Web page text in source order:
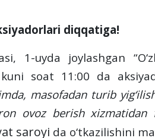
diqqatiga!
1-uyda joylashgan
soat 11:00 da
masofadan turib
ovoz berish xizmatidan
saroyi da o‘tkazilishini